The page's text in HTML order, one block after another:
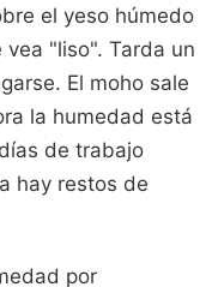
el yeso húmedo
"liso". Tarda un
El moho sale
la humedad está
de trabajo
hay restos de
por